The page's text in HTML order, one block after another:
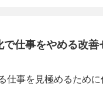
仕事をやめる改善
仕事を見極めるため